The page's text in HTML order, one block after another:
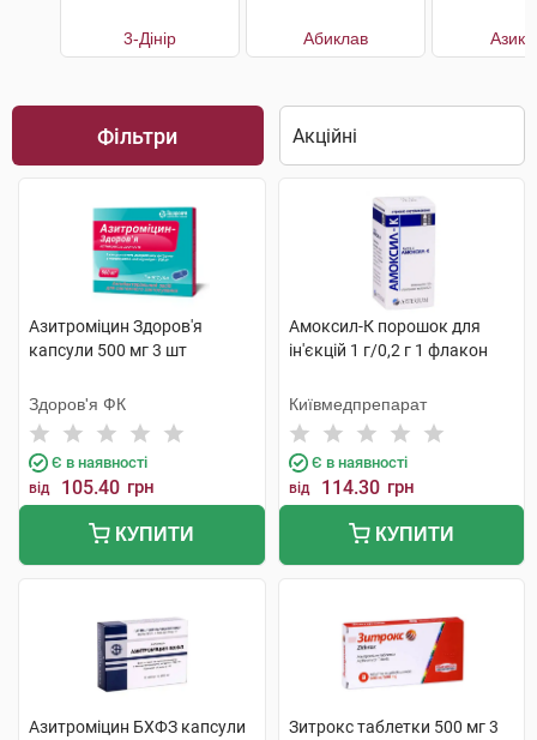
3-Дінір Абиклав
Фільтри
Азитроміцин Здоров'я
капсули 500 мг 3 шт
Здоров'я ФК
Є в наявності
від 105.40 грн
КУПИТИ
Амоксил-К порошок для
ін'єкцій 1 г/0,2 г 1 флакон
Київмедпрепарат
Є в наявності
від 114.30 грн
КУПИТИ
Азитроміцин БХФЗ капсули
Зитрокс таблетки 500 мг 3